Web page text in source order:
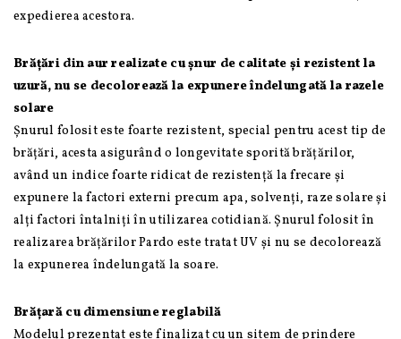
expedierea acestora.
Brățări din aur realizate cu șnur de calitate și rezistent la
uzură, nu se decolorează la expunere îndelungată la razele
solare
Șnurul folosit este foarte rezistent, special pentru acest tip de
brățări, acesta asigurând o longevitate sporită brățărilor,
având un indice foarte ridicat de rezistență la frecare și
expunere la factori externi precum apa, solvenți, raze solare și
alți factori întalniți în utilizarea cotidiană. Șnurul folosit în
realizarea brățărilor Pardo este tratat UV și nu se decolorează
la expunerea îndelungată la soare.
Brățară cu dimensiune reglabilă
Modelul prezentat este finalizat cu un sitem de prindere